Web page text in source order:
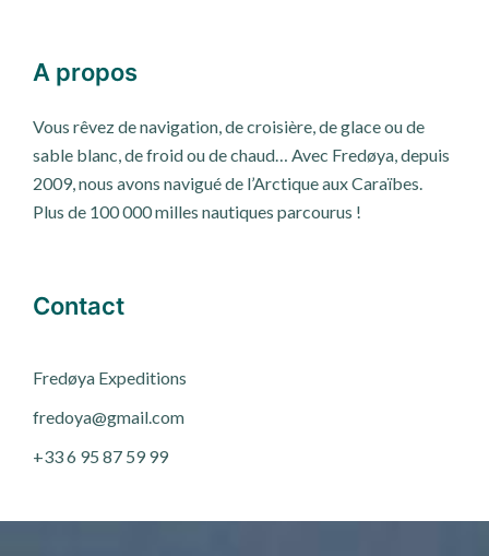
A propos
Vous rêvez de navigation, de croisière, de glace ou de
sable blanc, de froid ou de chaud… Avec Fredøya, depuis
2009, nous avons navigué de l’Arctique aux Caraïbes.
Plus de 100 000 milles nautiques parcourus !
Contact
Fredøya Expeditions
fredoya@gmail.com
+33 6 95 87 59 99